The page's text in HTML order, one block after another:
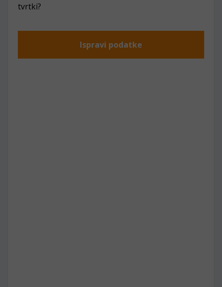
tvrtki?
Ispravi podatke